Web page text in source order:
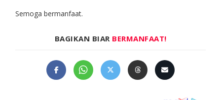
Semoga bermanfaat.
BAGIKAN BIAR BERMANFAAT!